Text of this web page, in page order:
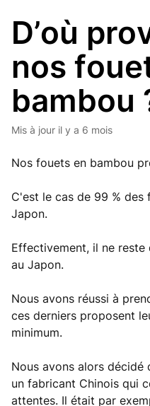
D’où
nos
bambou
Mis à jour il y a 6 mois
Nos fouets en bambou
C'est le cas de 99 % des
Japon.
Effectivement, il ne
au Japon.
Nous avons réussi à
ces derniers proposent
minimum.
Nous avons alors décidé
un fabricant Chinois qui
attentes. Il était par